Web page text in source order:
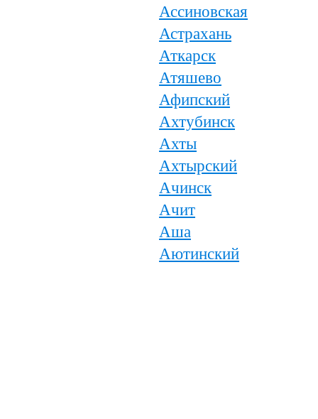
Ассиновская
Астрахань
Аткарск
Атяшево
Афипский
Ахтубинск
Ахты
Ахтырский
Ачинск
Ачит
Аша
Аютинский